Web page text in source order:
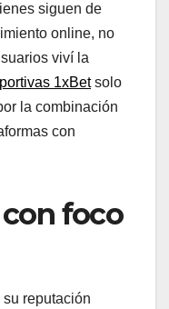
siguen de
online, no
viví la
1xBetsolo
la combinación
con
foco
reputación